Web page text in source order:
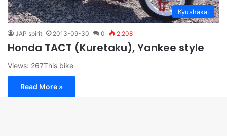
Kyushakai
JAP spirit 2013-09-30 0 2,208
Honda TACT (Kuretaku), Yankee style
Views: 267This bike
Read More »